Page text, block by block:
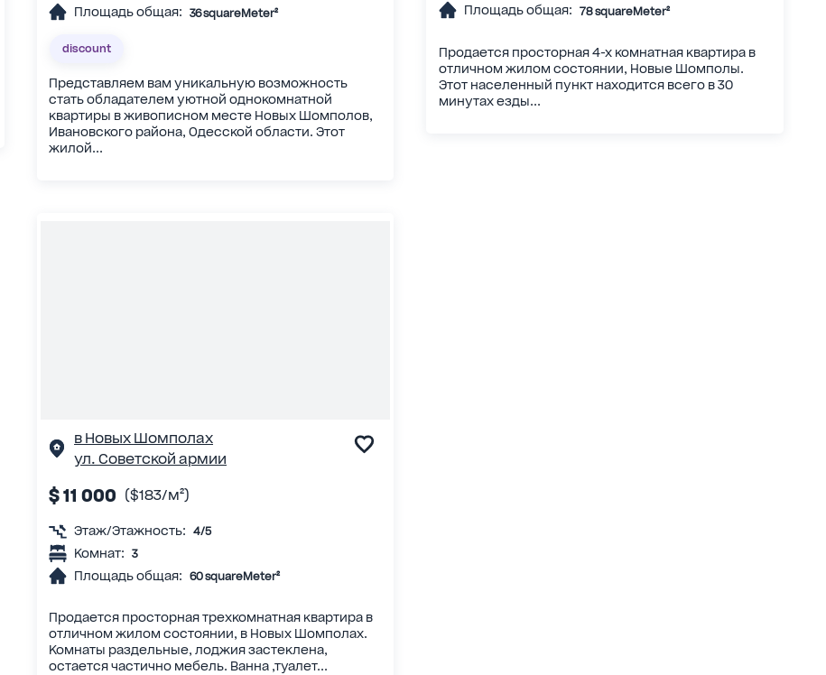
Площадь общая: 36 squareMeter²
discount
Представляем вам уникальную возможность
стать обладателем уютной однокомнатной
квартиры в живописном месте Новых Шомполов,
Ивановского района, Одесской области. Этот
жилой...
Площадь общая: 78 squareMeter²
Продается просторная 4-х комнатная квартира в
отличном жилом состоянии, Новые Шомполы.
Этот населенный пункт находится всего в 30
минутах езды...
в Новых Шомполах
ул. Советской армии
$ 11 000 ($183/м²)
Этаж/Этажность: 4/5
Комнат: 3
Площадь общая: 60 squareMeter²
Продается просторная трехкомнатная квартира в
отличном жилом состоянии, в Новых Шомполах.
Комнаты раздельные, лоджия застеклена,
остается частично мебель. Ванна ,туалет...